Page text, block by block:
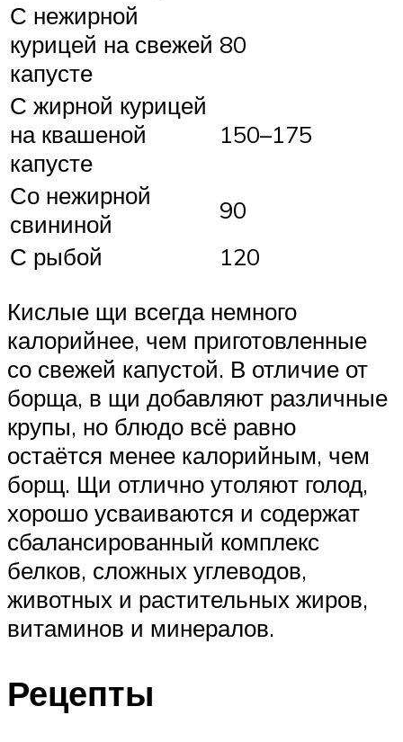
С нежирной
курицей на свежей
капусте
80
С жирной курицей
на квашеной
капусте
150–175
Со нежирной
свининой
90
С рыбой
120
Кислые щи всегда немного
калорийнее, чем приготовленные
со свежей капустой. В отличие от
борща, в щи добавляют различные
крупы, но блюдо всё равно
остаётся менее калорийным, чем
борщ. Щи отлично утоляют голод,
хорошо усваиваются и содержат
сбалансированный комплекс
белков, сложных углеводов,
животных и растительных жиров,
витаминов и минералов.
Рецепты